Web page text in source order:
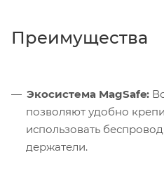
Преимущества
Экосистема MagSafe:
позволяют удобно
использовать
держатели.